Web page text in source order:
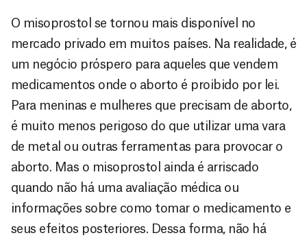
O misoprostol se tornou mais disponível no
mercado privado em muitos países. Na realidade, é
um negócio próspero para aqueles que vendem
medicamentos onde o aborto é proibido por lei.
Para meninas e mulheres que precisam de aborto,
é muito menos perigoso do que utilizar uma vara
de metal ou outras ferramentas para provocar o
aborto. Mas o misoprostol ainda é arriscado
quando não há uma avaliação médica ou
informações sobre como tomar o medicamento e
seus efeitos posteriores. Dessa forma, não há